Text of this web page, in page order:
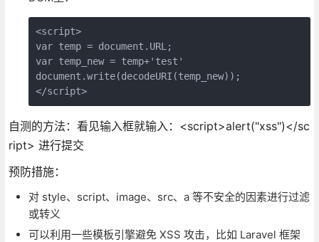
<script>
var temp = document.URL;
var temp_new = temp+'test'
document.write(decodeURI(temp_new));
</script>
自测的方法：看见输入框就输入：<script>alert("xss")</sc
ript> 进行提交
预防措施：
对 style、script、image、src、a 等不安全的因素进行过滤
或转义
可以利用一些模板引擎避免 XSS 攻击，比如 Laravel 框架